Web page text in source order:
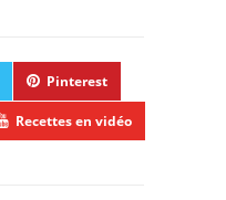
Pinterest
Recettes en vidéo